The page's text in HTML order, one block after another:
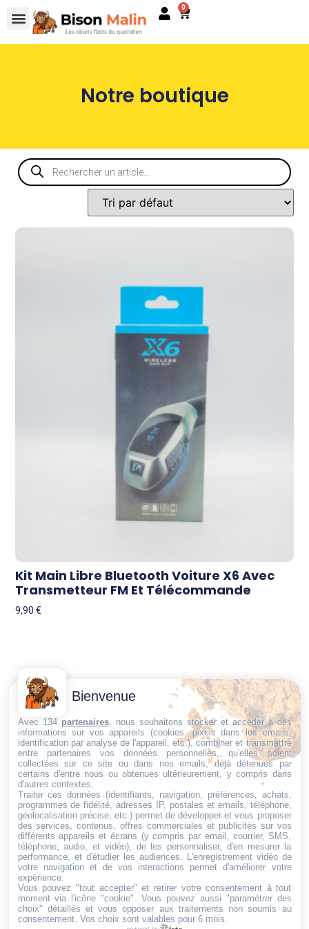
0
Notre boutique
Kit Main Libre Bluetooth Voiture X6 Avec
Transmetteur FM Et Télécommande
9,90€
Trouvez ce qu'il vous faut,
au bon endroit
Conditions
générales
de vente
Politique de
cookies
Politique de
confidentialité
Mentions
légales
Conditions de
retour et de
remboursement
Droit de
rétractation
Contactez-
Nous
Email:
dt@sasbms.fr
Bienvenue
Avec 134 partenaires, nous souhaitons stocker et accéder à des
informations sur vos appareils (cookies, pixels dans les emails,
identification par analyse de l'appareil, etc.), combiner et transmettre
entre partenaires vos données personnelles, qu'elles soient
collectées sur ce site ou dans nos emails, déjà détenues par
certains d'entre nous ou obtenues ultérieurement, y compris dans
d'autres contextes.
Traiter ces données (identifiants, navigation, préférences, achats,
programmes de fidélité, adresses IP, postales et emails, téléphone,
géolocalisation précise, etc.) permet de développer et vous proposer
des services, contenus, offres commerciales et publicités sur vos
différents appareils et écrans (y compris par email, courrier, SMS,
téléphone, audio, et vidéo), de les personnaliser, d'en mesurer la
performance, et d'étudier les audiences. L'enregistrement vidéo de
votre navigation et de vos interactions permet d'améliorer votre
expérience.
Vous pouvez "tout accepter" et retirer votre consentement à tout
moment via l'icône "cookie" . Vous pouvez aussi "paramétrer des
choix" détaillés et vous opposer aux traitements non soumis au
consentement. Vos choix sont valables pour 6 mois.